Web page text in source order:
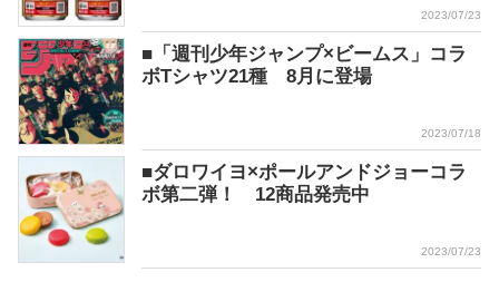
2023/07/23
■「週刊少年ジャンプ×ビームス」コラ
ボTシャツ21種 8月に登場
2023/07/18
■ダロワイヨ×ポールアンドジョーコラ
ボ第二弾！ 12商品発売中
2023/07/23